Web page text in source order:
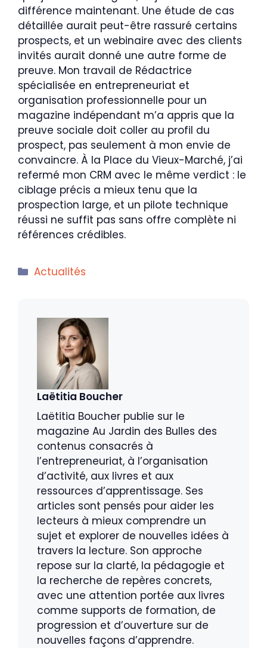
différence maintenant. Une étude de cas
détaillée aurait peut-être rassuré certains
prospects, et un webinaire avec des clients
invités aurait donné une autre forme de
preuve. Mon travail de Rédactrice
spécialisée en entrepreneuriat et
organisation professionnelle pour un
magazine indépendant m’a appris que la
preuve sociale doit coller au profil du
prospect, pas seulement à mon envie de
convaincre. À la Place du Vieux-Marché, j’ai
refermé mon CRM avec le même verdict : le
ciblage précis a mieux tenu que la
prospection large, et un pilote technique
réussi ne suffit pas sans offre complète ni
références crédibles.
Catégories
Actualités
Laëtitia Boucher
Laëtitia Boucher publie sur le
magazine Au Jardin des Bulles des
contenus consacrés à
l’entrepreneuriat, à l’organisation
d’activité, aux livres et aux
ressources d’apprentissage. Ses
articles sont pensés pour aider les
lecteurs à mieux comprendre un
sujet et explorer de nouvelles idées à
travers la lecture. Son approche
repose sur la clarté, la pédagogie et
la recherche de repères concrets,
avec une attention portée aux livres
comme supports de formation, de
progression et d’ouverture sur de
nouvelles façons d’apprendre.